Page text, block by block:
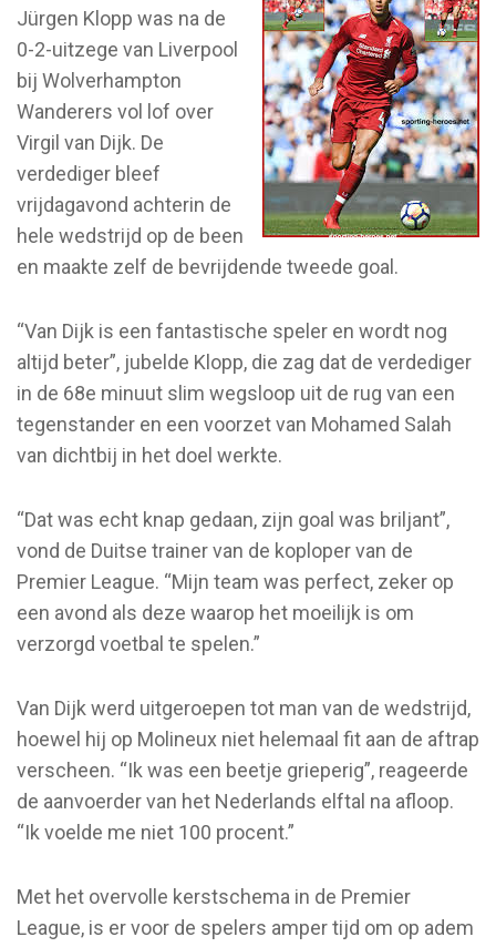
Jürgen Klopp was na de
0-2-uitzege van Liverpool
bij Wolverhampton
Wanderers vol lof over
Virgil van Dijk. De
verdediger bleef
vrijdagavond achterin de
hele wedstrijd op de been
en maakte zelf de bevrijdende tweede goal.
“Van Dijk is een fantastische speler en wordt nog
altijd beter”, jubelde Klopp, die zag dat de verdediger
in de 68e minuut slim wegsloop uit de rug van een
tegenstander en een voorzet van Mohamed Salah
van dichtbij in het doel werkte.
“Dat was echt knap gedaan, zijn goal was briljant”,
vond de Duitse trainer van de koploper van de
Premier League. “Mijn team was perfect, zeker op
een avond als deze waarop het moeilijk is om
verzorgd voetbal te spelen.”
Van Dijk werd uitgeroepen tot man van de wedstrijd,
hoewel hij op Molineux niet helemaal fit aan de aftrap
verscheen. “Ik was een beetje grieperig”, reageerde
de aanvoerder van het Nederlands elftal na afloop.
“Ik voelde me niet 100 procent.”
Met het overvolle kerstschema in de Premier
League, is er voor de spelers amper tijd om op adem